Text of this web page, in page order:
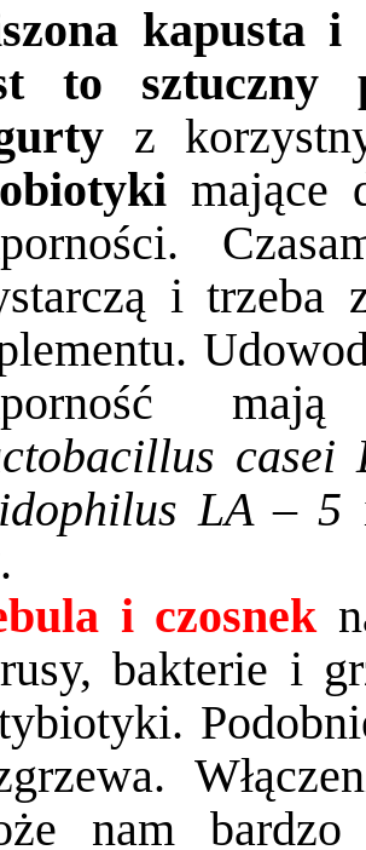
kapusta i
to sztuczny
z
mające
i trzeba
LA – 5
.
i czosnek
bakterie i
nam